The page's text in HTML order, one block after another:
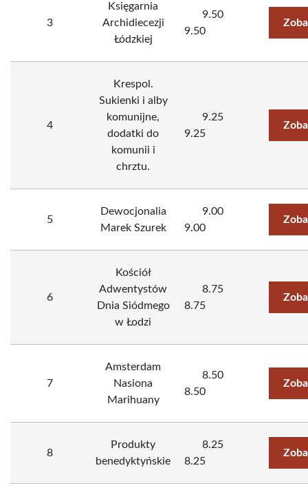
3
Księgarnia
Archidiecezji
Łódzkiej
9.50
9.50
4
Krespol.
Sukienki i alby
komunijne,
dodatki do
komunii i
chrztu.
9.25
9.25
5
Dewocjonalia
Marek Szurek
9.00
9.00
6
Kościół
Adwentystów
Dnia Siódmego
w Łodzi
8.75
8.75
7
Amsterdam
Nasiona
Marihuany
8.50
8.50
8
Produkty
benedyktyńskie
8.25
8.25